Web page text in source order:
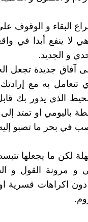
البقاء و الوقوف
هي لا ينفع أبدا في
و الجديد.
آفاق جديدة تجعل
تتعامل به مع
الذي يدور بك
باليومي او تمتد
في بحر ما تصبو
لكن ما يجعلها
و مرونة القول
دون اكراهات